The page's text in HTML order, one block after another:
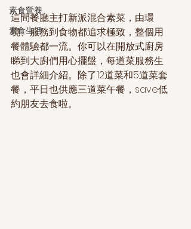
素食營養
素食生活
這間餐廳主打新派混合素菜，由環
境、服務到食物都追求極致，整個用
餐體驗都一流。你可以在開放式廚房
睇到大廚們用心擺盤，每道菜服務生
也會詳細介紹。除了12道菜和5道菜套
餐，平日也供應三道菜午餐，save低
約朋友去食啦。